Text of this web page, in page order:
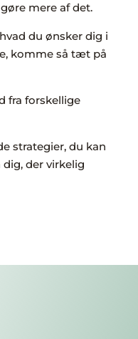
mere af det.
du ønsker dig i
komme så tæt på
fra forskellige
strategier, du kan
der virkelig